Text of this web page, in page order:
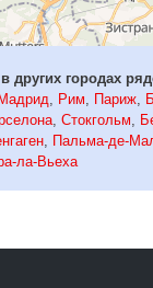
других городах
Мадрид Рим Париж
Стокгольм
Пальма-де-
ла-Вьеха